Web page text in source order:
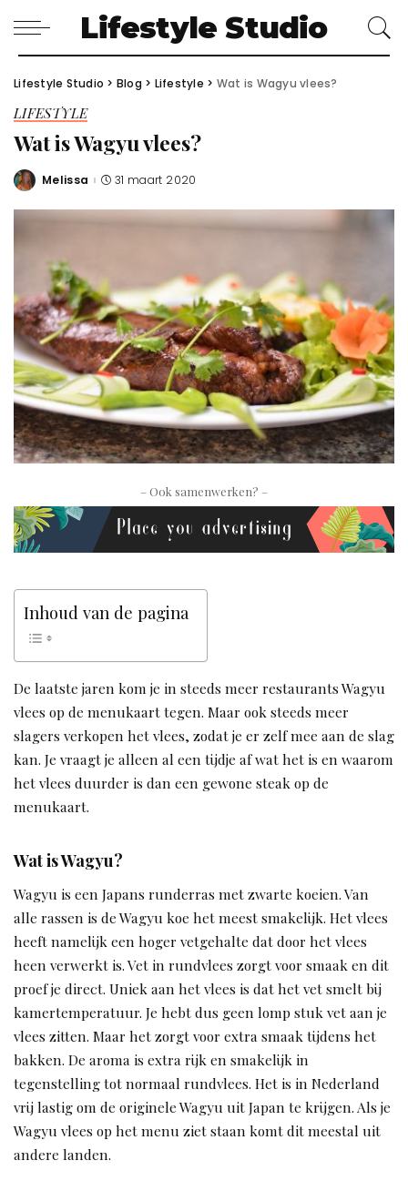
Lifestyle Studio
Lifestyle Studio > Blog > Lifestyle > Wat is Wagyu vlees?
LIFESTYLE
Wat is Wagyu vlees?
Posted
Melissa 31 maart 2020
– Ook samenwerken? –
Inhoud van de pagina
De laatste jaren kom je in steeds meer restaurants Wagyu
vlees op de menukaart tegen. Maar ook steeds meer
slagers verkopen het vlees, zodat je er zelf mee aan de slag
kan. Je vraagt je alleen al een tijdje af wat het is en waarom
het vlees duurder is dan een gewone steak op de
menukaart.
Wat is Wagyu?
Wagyu is een Japans runderras met zwarte koeien. Van
alle rassen is de Wagyu koe het meest smakelijk. Het vlees
heeft namelijk een hoger vetgehalte dat door het vlees
heen verwerkt is. Vet in rundvlees zorgt voor smaak en dit
proef je direct. Uniek aan het vlees is dat het vet smelt bij
kamertemperatuur. Je hebt dus geen lomp stuk vet aan je
vlees zitten. Maar het zorgt voor extra smaak tijdens het
bakken. De aroma is extra rijk en smakelijk in
tegenstelling tot normaal rundvlees. Het is in Nederland
vrij lastig om de originele Wagyu uit Japan te krijgen. Als je
Wagyu vlees op het menu ziet staan komt dit meestal uit
andere landen.